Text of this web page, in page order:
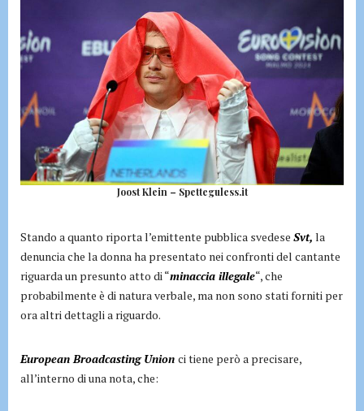
Joost Klein – Spetteguless.it
Stando a quanto riporta l’emittente pubblica svedese Svt, la
denuncia che la donna ha presentato nei confronti del cantante
riguarda un presunto atto di “minaccia illegale“, che
probabilmente è di natura verbale, ma non sono stati forniti per
ora altri dettagli a riguardo.
European Broadcasting Union ci tiene però a precisare,
all’interno di una nota, che: